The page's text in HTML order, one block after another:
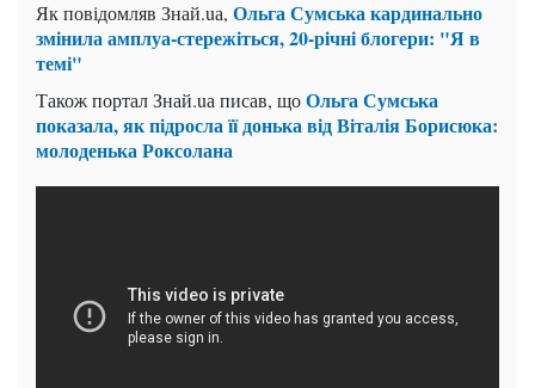
Як повідомляв Знай.uа, Ольга Сумська кардинально
змінила амплуа-стережіться, 20-річні блогери: "Я в
темі"
Також портал Знай.uа писав, щоОльга Сумська
показала, як підросла її донька від Віталія Борисюка:
молоденька Роксолана